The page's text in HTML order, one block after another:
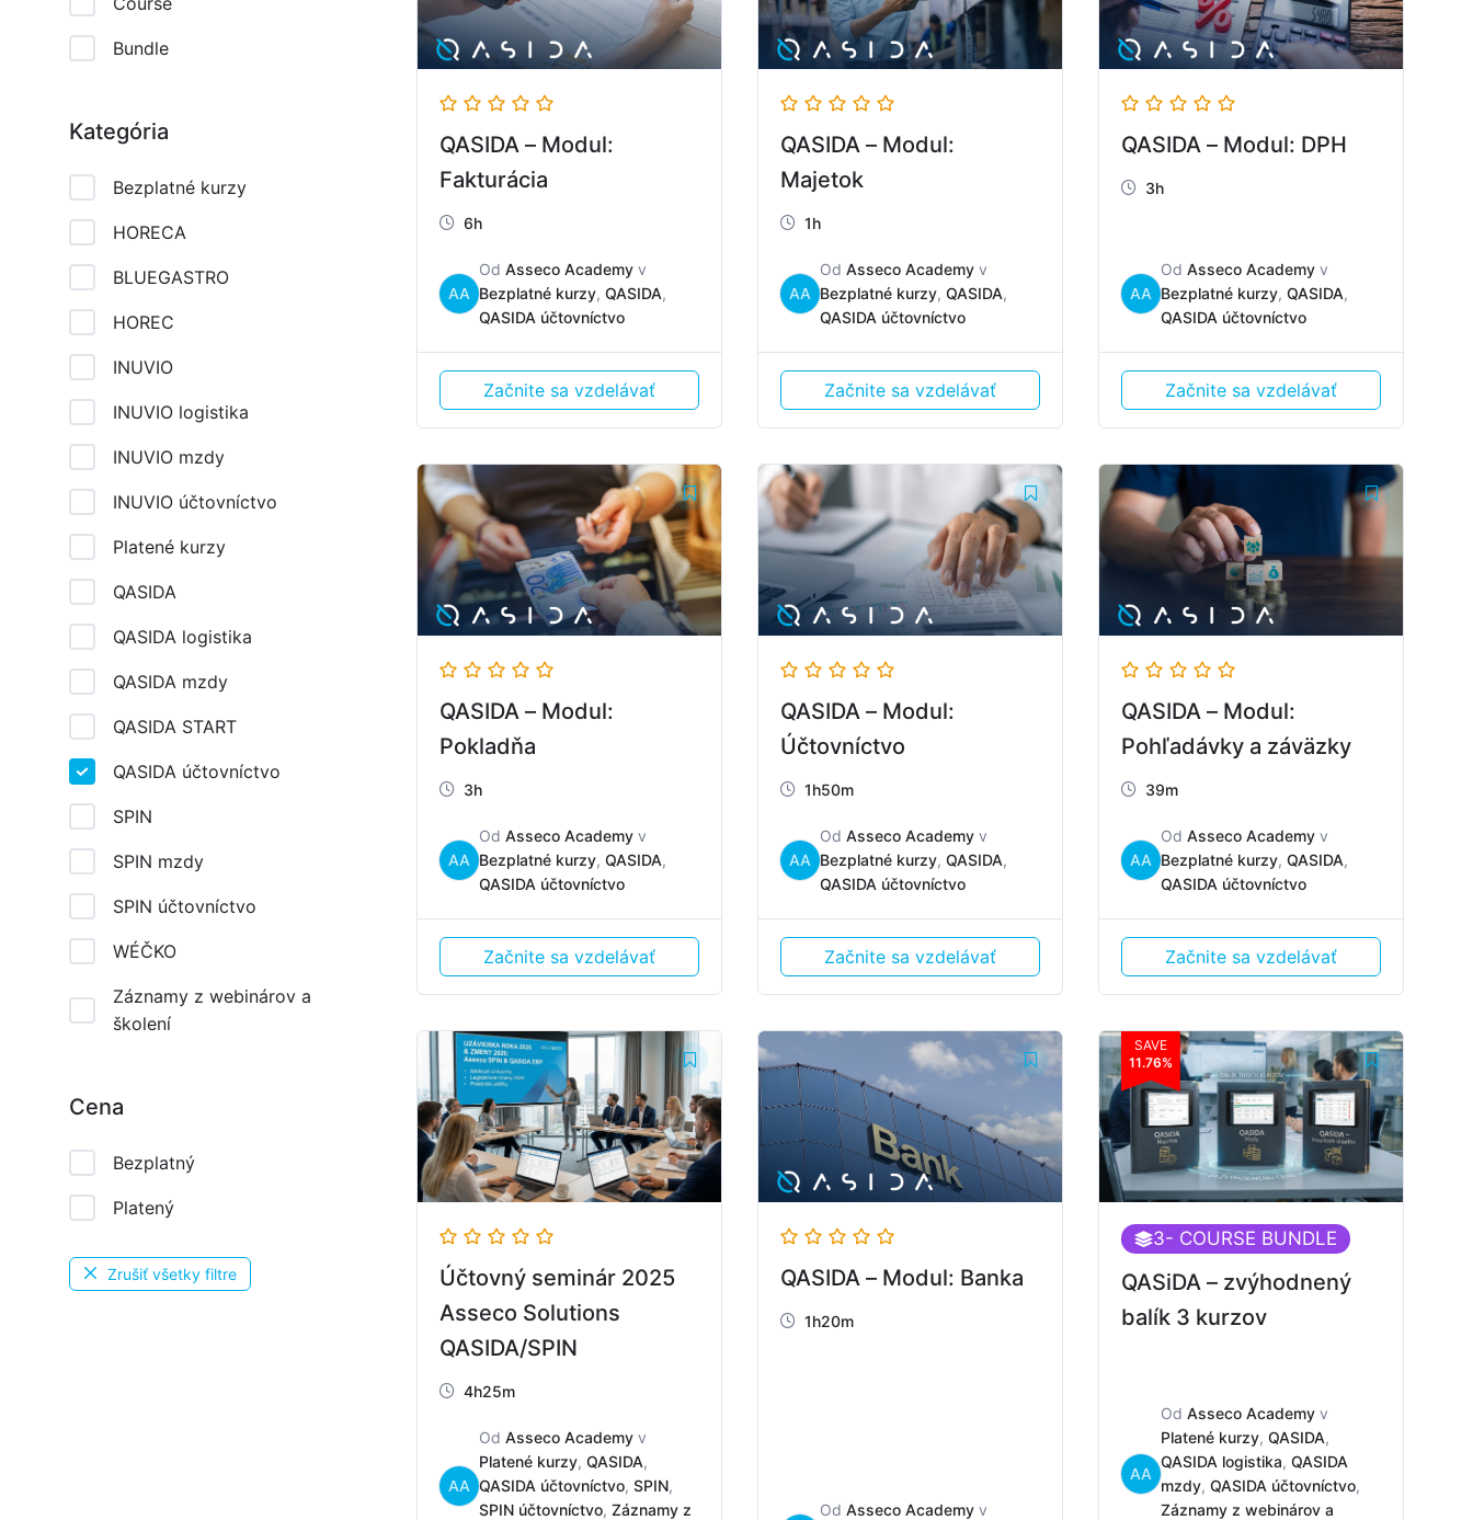
Bundle
Kategória
Bezplatné kurzy
HORECA
BLUEGASTRO
HOREC
INUVIO
INUVIO logistika
INUVIO mzdy
INUVIO účtovníctvo
Platené kurzy
QASIDA
QASIDA logistika
QASIDA mzdy
QASIDA START
QASIDA účtovníctvo
SPIN
SPIN mzdy
SPIN účtovníctvo
WÉČKO
Záznamy z webinárov a
školení
Cena
Bezplatný
Platený
Zrušiť všetky filtre
QASIDA – Modul:
Fakturácia
6h
AA
Od Asseco Academyv
Bezplatné kurzy, QASIDA,
QASIDA účtovníctvo
Začnite sa vzdelávať
QASIDA – Modul:
Majetok
1h
AA
Od Asseco Academyv
Bezplatné kurzy, QASIDA,
QASIDA účtovníctvo
Začnite sa vzdelávať
QASIDA – Modul: DPH
3h
AA
Od Asseco Academyv
Bezplatné kurzy, QASIDA,
QASIDA účtovníctvo
Začnite sa vzdelávať
QASIDA – Modul:
Pokladňa
3h
AA
Od Asseco Academyv
Bezplatné kurzy, QASIDA,
QASIDA účtovníctvo
Začnite sa vzdelávať
QASIDA – Modul:
Účtovníctvo
1h50m
AA
Od Asseco Academyv
Bezplatné kurzy, QASIDA,
QASIDA účtovníctvo
Začnite sa vzdelávať
QASIDA – Modul:
Pohľadávky a záväzky
39m
AA
Od Asseco Academyv
Bezplatné kurzy, QASIDA,
QASIDA účtovníctvo
Začnite sa vzdelávať
Účtovný seminár 2025
Asseco Solutions
QASIDA/SPIN
4h25m
AA
Od Asseco Academyv
Platené kurzy, QASIDA,
QASIDA účtovníctvo, SPIN,
SPIN účtovníctvo, Záznamy z
QASIDA – Modul: Banka
1h20m
Od Asseco Academyv
SAVE
11.76%
3- COURSE BUNDLE
QASiDA – zvýhodnený
balík 3 kurzov
AA
Od Asseco Academyv
Platené kurzy, QASIDA,
QASIDA logistika, QASIDA
mzdy, QASIDA účtovníctvo,
Záznamy z webinárov a